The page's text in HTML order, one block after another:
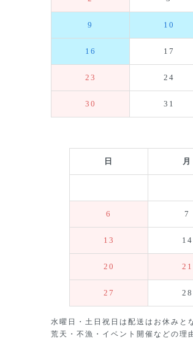
9 10
16 17
23 24
30 31
日 月
6 7
13 14
20 21
27 28
水曜日・土日祝日は配送はお休みと
荒天・不漁・イベント開催などの理